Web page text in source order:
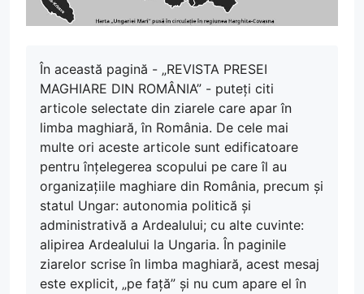
În această pagină - „REVISTA PRESEI
MAGHIARE DIN ROMÂNIA” - puteți citi
articole selectate din ziarele care apar în
limba maghiară, în România. De cele mai
multe ori aceste articole sunt edificatoare
pentru înțelegerea scopului pe care îl au
organizațiile maghiare din România, precum și
statul Ungar: autonomia politică și
administrativă a Ardealului; cu alte cuvinte:
alipirea Ardealului la Ungaria. În paginile
ziarelor scrise în limba maghiară, acest mesaj
este explicit, „pe față” și nu cum apare el în